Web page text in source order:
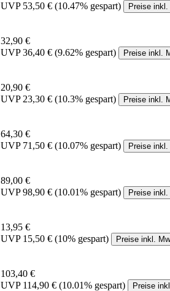
UVP 53,50 € (10.47% gespart) Preise
32,90 €
UVP36,40 € (9.62% gespart) Preise inkl.
20,90 €
UVP 23,30 € (10.3% gespart) Preise inkl.
64,30 €
UVP 71,50 € (10.07% gespart) Preise
89,00 €
UVP98,90 € (10.01% gespart) Preise
13,95 €
UVP 15,50 € (10% gespart) Preise inkl.
103,40 €
UVP 114,90 € (10.01% gespart) Preise